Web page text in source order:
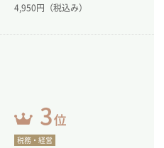
4,950円（税込み）
税務・経営